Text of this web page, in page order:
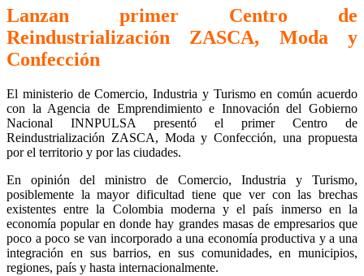
Lanzan primer Centro de
Reindustrialización ZASCA, Moda y
Confección
El ministerio de Comercio, Industria y Turismo en común acuerdo
con la Agencia de Emprendimiento e Innovación del Gobierno
Nacional INNPULSA presentó el primer Centro de
Reindustrialización ZASCA, Moda y Confección, una propuesta
por el territorio y por las ciudades.
En opinión del ministro de Comercio, Industria y Turismo,
posiblemente la mayor dificultad tiene que ver con las brechas
existentes entre la Colombia moderna y el país inmerso en la
economía popular en donde hay grandes masas de empresarios que
poco a poco se van incorporado a una economía productiva y a una
integración en sus barrios, en sus comunidades, en municipios,
regiones, país y hasta internacionalmente.